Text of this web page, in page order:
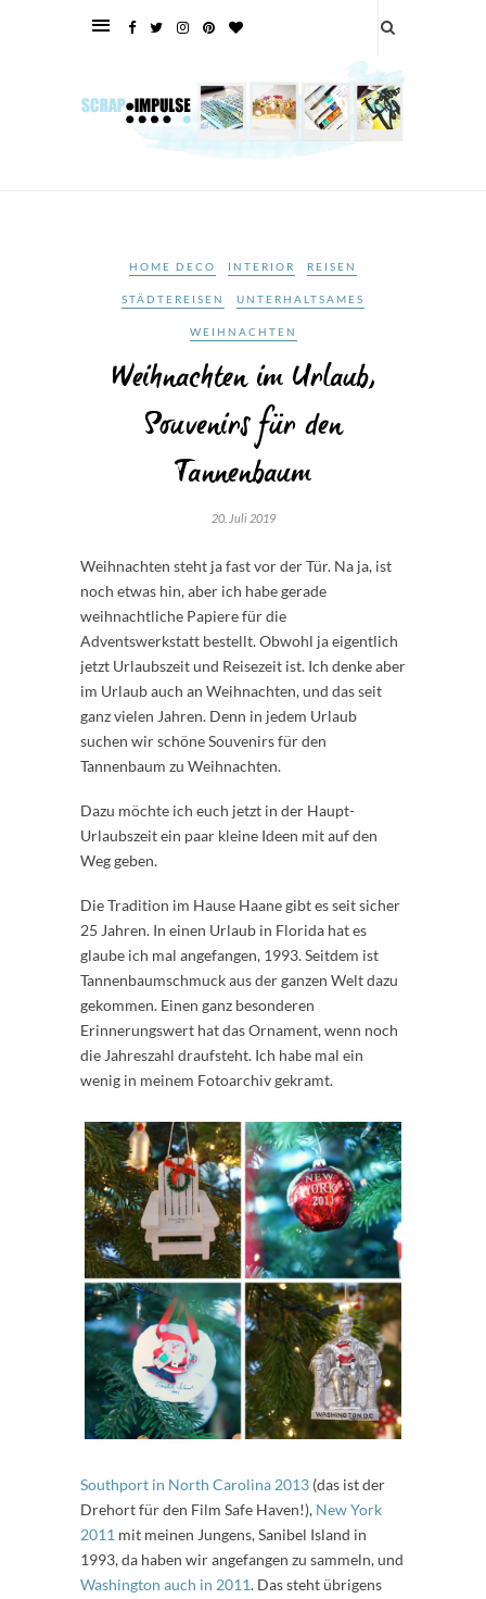
HOME DECO INTERIOR REISEN
STÄDTEREISEN UNTERHALTSAMES
WEIHNACHTEN
Weihnachten im Urlaub,
Souvenirs für den
Tannenbaum
20. Juli 2019
Weihnachten steht ja fast vor der Tür. Na ja, ist
noch etwas hin, aber ich habe gerade
weihnachtliche Papiere für die
Adventswerkstatt bestellt. Obwohl ja eigentlich
jetzt Urlaubszeit und Reisezeit ist. Ich denke aber
im Urlaub auch an Weihnachten, und das seit
ganz vielen Jahren. Denn in jedem Urlaub
suchen wir schöne Souvenirs für den
Tannenbaum zu Weihnachten.
Dazu möchte ich euch jetzt in der Haupt-
Urlaubszeit ein paar kleine Ideen mit auf den
Weg geben.
Die Tradition im Hause Haane gibt es seit sicher
25 Jahren. In einen Urlaub in Florida hat es
glaube ich mal angefangen, 1993. Seitdem ist
Tannenbaumschmuck aus der ganzen Welt dazu
gekommen. Einen ganz besonderen
Erinnerungswert hat das Ornament, wenn noch
die Jahreszahl draufsteht. Ich habe mal ein
wenig in meinem Fotoarchiv gekramt.
Southport in North Carolina 2013 (das ist der
Drehort für den Film Safe Haven!), New York
2011 mit meinen Jungens, Sanibel Island in
1993, da haben wir angefangen zu sammeln, und
Washington auch in 2011. Das steht übrigens